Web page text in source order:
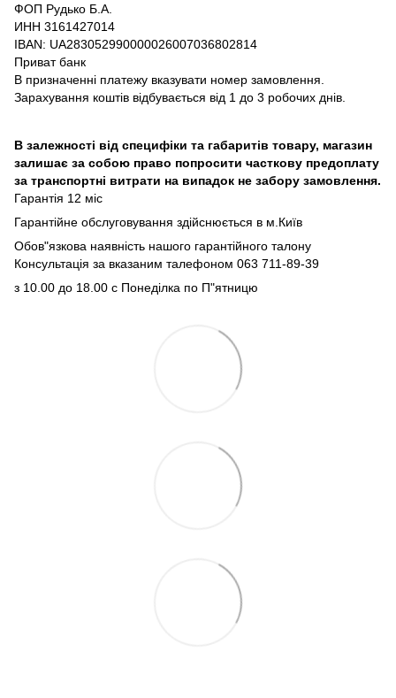
ФОП Рудько Б.А.
ИНН 3161427014
IBAN: UA283052990000026007036802814
Приват банк
В призначенні платежу вказувати номер замовлення.
Зарахування коштів відбувається від 1 до 3 робочих днів.
В залежності від специфіки та габаритів товару, магазин
залишає за собою право попросити часткову предоплату
за транспортні витрати на випадок не забору замовлення.
Гарантія 12 міс
Гарантійне обслуговування здійснюється в м.Київ
Обов"язкова наявність нашого гарантійного талону
Консультація за вказаним талефоном 063 711-89-39
з 10.00 до 18.00 с Понеділка по П"ятницю